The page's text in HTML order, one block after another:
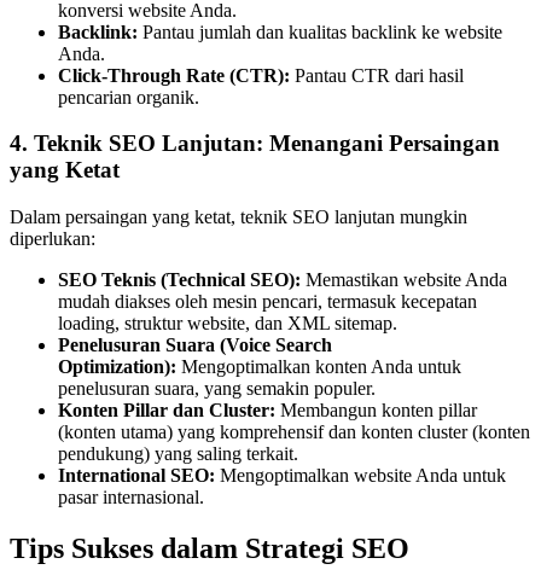
konversi website Anda.
Backlink: Pantau jumlah dan kualitas backlink ke website
Anda.
Click-Through Rate (CTR): Pantau CTR dari hasil
pencarian organik.
4. Teknik SEO Lanjutan: Menangani Persaingan
yang Ketat
Dalam persaingan yang ketat, teknik SEO lanjutan mungkin
diperlukan:
SEO Teknis (Technical SEO): Memastikan website Anda
mudah diakses oleh mesin pencari, termasuk kecepatan
loading, struktur website, dan XML sitemap.
Penelusuran Suara (Voice Search
Optimization): Mengoptimalkan konten Anda untuk
penelusuran suara, yang semakin populer.
Konten Pillar dan Cluster: Membangun konten pillar
(konten utama) yang komprehensif dan konten cluster (konten
pendukung) yang saling terkait.
International SEO: Mengoptimalkan website Anda untuk
pasar internasional.
Tips Sukses dalam Strategi SEO